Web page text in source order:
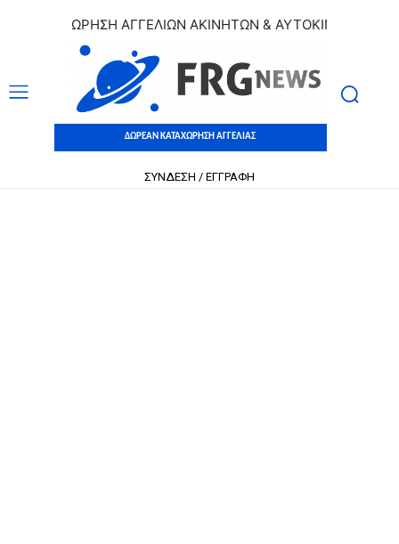
ΑΓΓΕΛΙΩΝ ΑΚΙΝΗΤΩΝ & ΑΥΤΟΚΙΝΗΤΩΝ |
ΔΩΡΕΑΝ ΚΑΤΑΧΩΡΗΣΗ ΑΓΓΕΛΙΑΣ
ΣΥΝΔΕΣΗ / ΕΓΓΡΑΦΗ